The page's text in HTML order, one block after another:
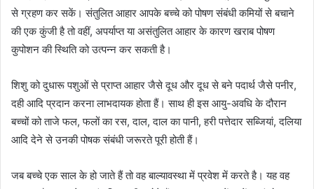
से ग्रहण कर सकें। संतुलित आहार आपके बच्चे को पोषण संबंधी कमियों से बचाने
की एक कुंजी है तो वहीं, अपर्याप्त या असंतुलित आहार के कारण खराब पोषण
कुपोशन की स्थिति को उत्पन्न कर सकती है।
शिशु को दुधारू पशुओं से प्राप्त आहार जैसे दूध और दूध से बने पदार्थ जैसे पनीर,
दही आदि प्रदान करना लाभदायक होता हैं। साथ ही इस आयु-अवधि के दौरान
बच्चों को ताजे फल, फलों का रस, दाल, दाल का पानी, हरी पत्तेदार सब्जियां, दलिया
आदि देने से उनकी पोषक संबंधी जरूरते पूरी होती हैं।
जब बच्चे एक साल के हो जाते हैं तो वह बाल्यावस्था में प्रवेश में करते है। यह वह